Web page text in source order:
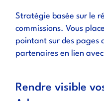
Stratégie basée sur le
commissions. Vous
pointant sur des pages
partenaires en lien
Rendre visible